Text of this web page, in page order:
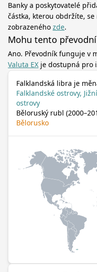
Banky a poskytovatelé
částka, kterou obdržíte,
zobrazeného zde.
Mohu tento
Ano. Převodník funguje v
Valuta EX je dostupná pro
Falklandská libra je
Falklandské ostrovy,
ostrovy
Běloruský rubl
Bělorusko